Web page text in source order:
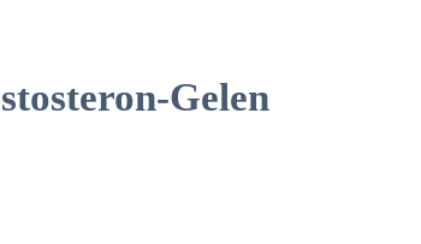
Gelen